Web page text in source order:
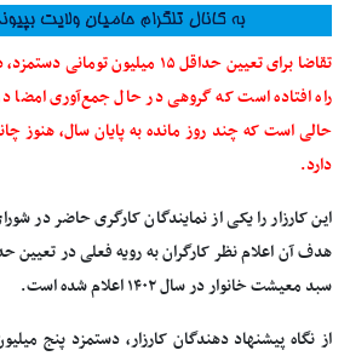
تقاضا برای تعیین حداقل ۱۵ میلیون
راه افتاده است که گروهی در حال جمع‌آوری امضا
حالی است که چند روز مانده به پایان سال، هنوز
دارد.
این کارزار را یکی از نمایندگان کارگری حاضر در
هدف آن اعلام نظر کارگران به رویه فعلی در تعیین
سبد معیشت خانوار در سال ۱۴۰۲ اعلام شده است.